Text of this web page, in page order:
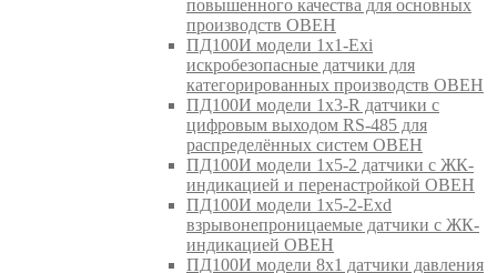
повышенного качества для основных
производств ОВЕН
ПД100И модели 1х1-Exi
искробезопасные датчики для
категорированных производств ОВЕН
ПД100И модели 1х3-R датчики с
цифровым выходом RS-485 для
распределённых систем ОВЕН
ПД100И модели 1х5-2 датчики с ЖК-
индикацией и перенастройкой ОВЕН
ПД100И модели 1х5-2-Exd
взрывонепроницаемые датчики с ЖК-
индикацией ОВЕН
ПД100И модели 8х1 датчики давления